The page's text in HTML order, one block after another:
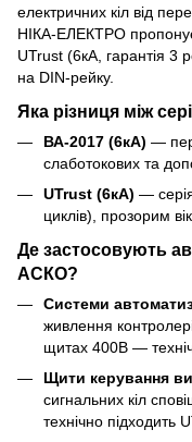
електричних кіл від
НІКА-ЕЛЕКТРО пропонує
UTrust (6кА, гарантія 3
на DIN-рейку.
Яка різниця між
ВА-2017 (6кА) —
слаботокових та
UTrust (6кА) —
циклів), прозорим
Де застосовують
АСКО?
Системи
живлення
щитах 400В —
Щити керування
сигнальних кіл
технічно підходить